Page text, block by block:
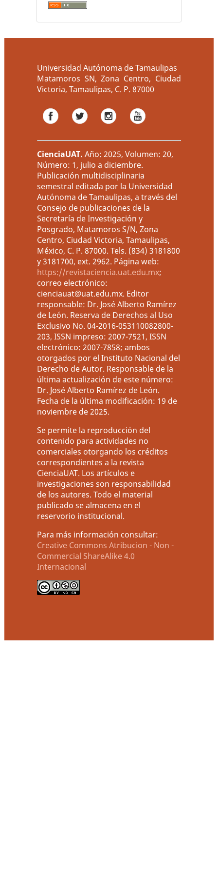
Universidad Autónoma de Tamaulipas
Matamoros SN, Zona Centro, Ciudad
Victoria, Tamaulipas, C. P. 87000
CienciaUAT. Año: 2025, Volumen: 20,
Número: 1, julio a diciembre.
Publicación multidisciplinaria
semestral editada por la Universidad
Autónoma de Tamaulipas, a través del
Consejo de publicaciones de la
Secretaría de Investigación y
Posgrado, Matamoros S/N, Zona
Centro, Ciudad Victoria, Tamaulipas,
México, C. P. 87000. Tels. (834) 3181800
y 3181700, ext. 2962. Página web:
https://revistaciencia.uat.edu.mx;
correo electrónico:
cienciauat@uat.edu.mx. Editor
responsable: Dr. José Alberto Ramírez
de León. Reserva de Derechos al Uso
Exclusivo No. 04-2016-053110082800-
203, ISSN impreso: 2007-7521, ISSN
electrónico: 2007-7858; ambos
otorgados por el Instituto Nacional del
Derecho de Autor. Responsable de la
última actualización de este número:
Dr. José Alberto Ramírez de León.
Fecha de la última modificación: 19 de
noviembre de 2025.
Se permite la reproducción del
contenido para actividades no
comerciales otorgando los créditos
correspondientes a la revista
CienciaUAT. Los artículos e
investigaciones son responsabilidad
de los autores. Todo el material
publicado se almacena en el
reservorio institucional.
Para más información consultar:
Creative Commons Atribucion - Non -
Commercial ShareAlike 4.0
Internacional